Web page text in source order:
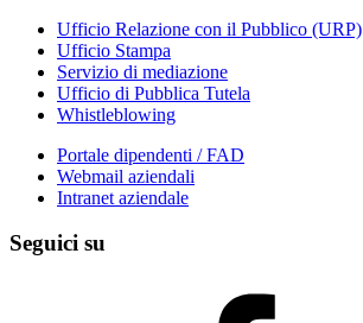
Ufficio Relazione con il Pubblico (URP)
Ufficio Stampa
Servizio di mediazione
Ufficio di Pubblica Tutela
Whistleblowing
Portale dipendenti / FAD
Webmail aziendali
Intranet aziendale
Seguici su